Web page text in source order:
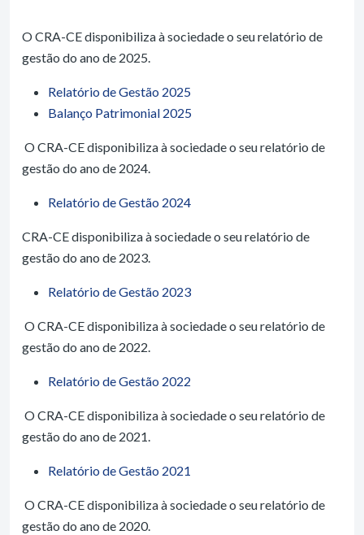
O CRA-CE disponibiliza à sociedade o seu relatório de
gestão do ano de 2025.
Relatório de Gestão 2025
Balanço Patrimonial 2025
O CRA-CE disponibiliza à sociedade o seu relatório de
gestão do ano de 2024.
Relatório de Gestão 2024
CRA-CE disponibiliza à sociedade o seu relatório de
gestão do ano de 2023.
Relatório de Gestão 2023
O CRA-CE disponibiliza à sociedade o seu relatório de
gestão do ano de 2022.
Relatório de Gestão 2022
O CRA-CE disponibiliza à sociedade o seu relatório de
gestão do ano de 2021.
Relatório de Gestão 2021
O CRA-CE disponibiliza à sociedade o seu relatório de
gestão do ano de 2020.